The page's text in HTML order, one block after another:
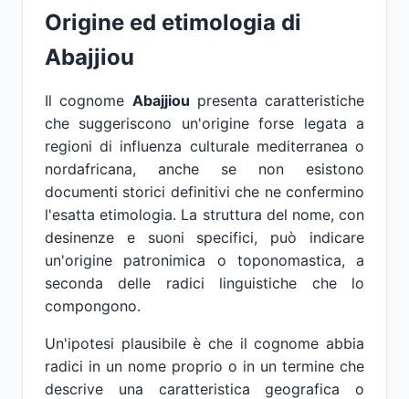
Origine ed etimologia di
Abajjiou
Il cognome Abajjiou presenta caratteristiche
che suggeriscono un'origine forse legata a
regioni di influenza culturale mediterranea o
nordafricana, anche se non esistono
documenti storici definitivi che ne confermino
l'esatta etimologia. La struttura del nome, con
desinenze e suoni specifici, può indicare
un'origine patronimica o toponomastica, a
seconda delle radici linguistiche che lo
compongono.
Un'ipotesi plausibile è che il cognome abbia
radici in un nome proprio o in un termine che
descrive una caratteristica geografica o